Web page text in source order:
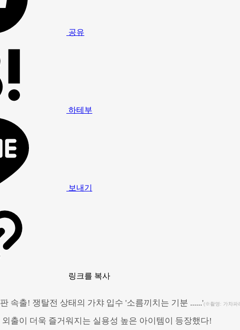
공유
하테부
보내기
링크를 복사
(※촬영: 가챠파
출이 더욱 즐거워지는 실용성 높은 아이템이 등장했다!